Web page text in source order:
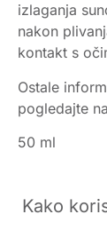
izlaganja
nakon
kontakt s
Ostale
pogledajte
50 ml
Kako